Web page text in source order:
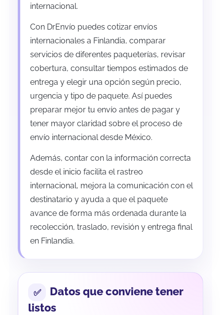
internacional.
Con DrEnvío puedes cotizar envíos
internacionales a Finlandia, comparar
servicios de diferentes paqueterías, revisar
cobertura, consultar tiempos estimados de
entrega y elegir una opción según precio,
urgencia y tipo de paquete. Así puedes
preparar mejor tu envío antes de pagar y
tener mayor claridad sobre el proceso de
envío internacional desde México.
Además, contar con la información correcta
desde el inicio facilita el rastreo
internacional, mejora la comunicación con el
destinatario y ayuda a que el paquete
avance de forma más ordenada durante la
recolección, traslado, revisión y entrega final
en Finlandia.
Datos que conviene tener
listos